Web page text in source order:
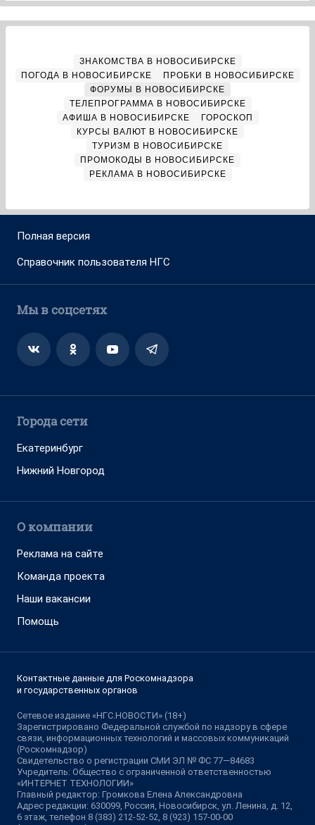
ЗНАКОМСТВА В НОВОСИБИРСКЕ
ПОГОДА В НОВОСИБИРСКЕ
ПРОБКИ В НОВОСИБИРСКЕ
ФОРУМЫ В НОВОСИБИРСКЕ
ТЕЛЕПРОГРАММА В НОВОСИБИРСКЕ
АФИША В НОВОСИБИРСКЕ
ГОРОСКОП
КУРСЫ ВАЛЮТ В НОВОСИБИРСКЕ
ТУРИЗМ В НОВОСИБИРСКЕ
ПРОМОКОДЫ В НОВОСИБИРСКЕ
РЕКЛАМА В НОВОСИБИРСКЕ
Полная версия
Справочник пользователя НГС
Мы в соцсетях
Города сети
Екатеринбург
Нижний Новгород
О компании
Реклама на сайте
Команда проекта
Наши вакансии
Помощь
Контактные данные для Роскомнадзора
и государственных органов
Сетевое издание «НГС.НОВОСТИ» (18+)
Зарегистрировано Федеральной службой по надзору в сфере
связи, информационных технологий и массовых коммуникаций
(Роскомнадзор)
Свидетельство о регистрации СМИ ЭЛ № ФС 77—84683
Учредитель: Общество с ограниченной ответственностью
«ИНТЕРНЕТ ТЕХНОЛОГИИ»
Главный редактор: Громкова Елена Александровна
Адрес редакции: 630099, Россия, Новосибирск, ул. Ленина, д. 12,
6 этаж, телефон 8 (383) 212-52-52, 8 (923) 157-00-00